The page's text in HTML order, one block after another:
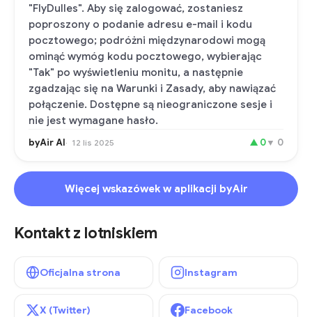
"FlyDulles". Aby się zalogować, zostaniesz
poproszony o podanie adresu e-mail i kodu
pocztowego; podróżni międzynarodowi mogą
ominąć wymóg kodu pocztowego, wybierając
"Tak" po wyświetleniu monitu, a następnie
zgadzając się na Warunki i Zasady, aby nawiązać
połączenie. Dostępne są nieograniczone sesje i
nie jest wymagane hasło.
byAir AI 12 lis 2025 ▲ 0▼ 0
Więcej wskazówek w aplikacji byAir
Kontakt z lotniskiem
Oficjalna strona Instagram
X (Twitter) Facebook